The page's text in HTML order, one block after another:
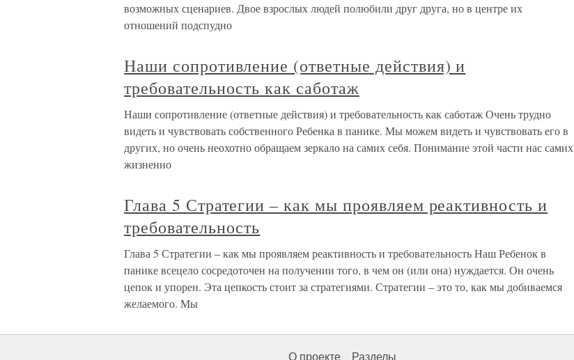
возможных сценариев. Двое взрослых людей полюбили друг друга, но в центре их
отношений подспудно
Наши сопротивление (ответные действия) и
требовательность как саботаж
Наши сопротивление (ответные действия) и требовательность как саботаж Очень трудно
видеть и чувствовать собственного Ребенка в панике. Мы можем видеть и чувствовать его в
других, но очень неохотно обращаем зеркало на самих себя. Понимание этой части нас самих
жизненно
Глава 5 Стратегии – как мы проявляем реактивность и
требовательность
Глава 5 Стратегии – как мы проявляем реактивность и требовательность Наш Ребенок в
панике всецело сосредоточен на получении того, в чем он (или она) нуждается. Он очень
цепок и упорен. Эта цепкость стоит за стратегиями. Стратегии – это то, как мы добиваемся
желаемого. Мы
О проекте Разделы